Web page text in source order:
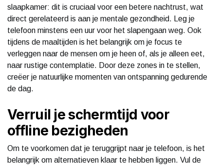
slaapkamer: dit is cruciaal voor een betere nachtrust, wat
direct gerelateerd is aan je mentale gezondheid. Leg je
telefoon minstens een uur voor het slapengaan weg. Ook
tijdens de maaltijden is het belangrijk om je focus te
verleggen naar de mensen om je heen of, als je alleen eet,
naar rustige contemplatie. Door deze zones in te stellen,
creëer je natuurlijke momenten van ontspanning gedurende
de dag.
Verruil je schermtijd voor
offline bezigheden
Om te voorkomen dat je teruggrijpt naar je telefoon, is het
belangrijk om alternatieven klaar te hebben liggen. Vul de